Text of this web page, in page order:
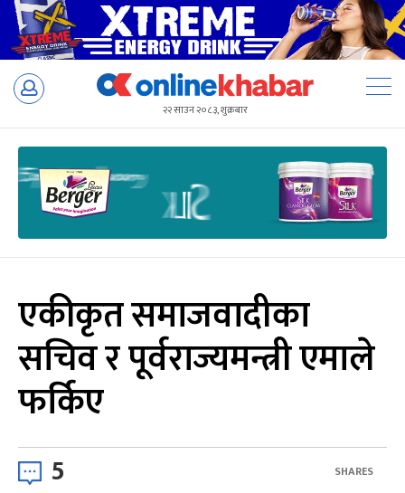
Skip
२२ साउन २०८३, शुक्रबार
एकीकृत समाजवादीका
सचिव र पूर्वराज्यमन्त्री एमाले
फर्किए
5 SHARES